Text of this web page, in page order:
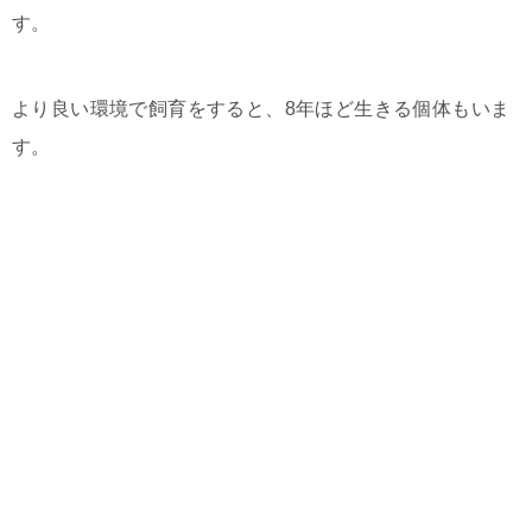
す。
より良い環境で飼育をすると、8年ほど生きる個体もいま
す。